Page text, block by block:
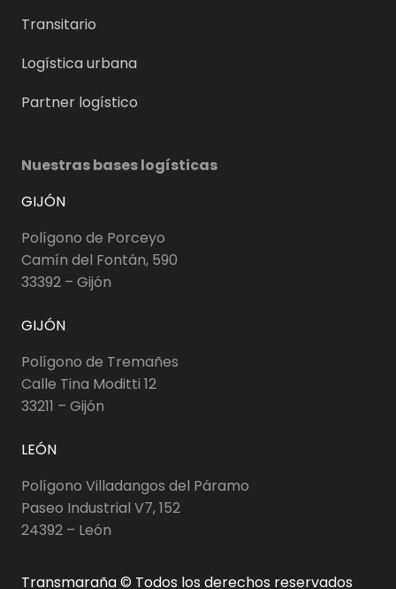
Transitario
Logística urbana
Partner logístico
Nuestras bases logísticas
GIJÓN
Polígono de Porceyo
Camín del Fontán, 590
33392 – Gijón
GIJÓN
Polígono de Tremañes
Calle Tina Moditti 12
33211 – Gijón
LEÓN
Polígono Villadangos del Páramo
Paseo Industrial V7, 152
24392 – León
Transmaraña © Todos los derechos reservados